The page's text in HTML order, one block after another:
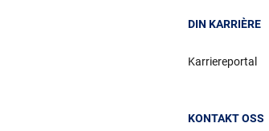
DIN KARRIÈRE
Karriereportal
KONTAKT OSS